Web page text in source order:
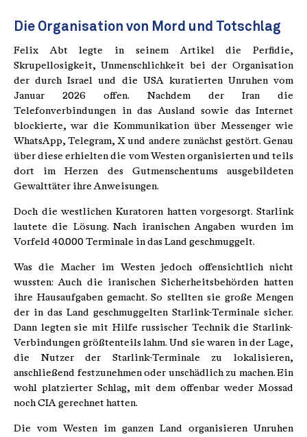
Die Organisation von Mord und Totschlag
Felix Abt legte in seinem Artikel die Perfidie,
Skrupellosigkeit, Unmenschlichkeit bei der Organisation
der durch Israel und die USA kuratierten Unruhen vom
Januar 2026 offen. Nachdem der Iran die
Telefonverbindungen in das Ausland sowie das Internet
blockierte, war die Kommunikation über Messenger wie
WhatsApp, Telegram, X und andere zunächst gestört. Genau
über diese erhielten die vom Westen organisierten und teils
dort im Herzen des Gutmenschentums ausgebildeten
Gewalttäter ihre Anweisungen.
Doch die westlichen Kuratoren hatten vorgesorgt. Starlink
lautete die Lösung. Nach iranischen Angaben wurden im
Vorfeld 40.000 Terminale in das Land geschmuggelt.
Was die Macher im Westen jedoch offensichtlich nicht
wussten: Auch die iranischen Sicherheitsbehörden hatten
ihre Hausaufgaben gemacht. So stellten sie große Mengen
der in das Land geschmuggelten Starlink-Terminale sicher.
Dann legten sie mit Hilfe russischer Technik die Starlink-
Verbindungen größtenteils lahm. Und sie waren in der Lage,
die Nutzer der Starlink-Terminale zu lokalisieren,
anschließend festzunehmen oder unschädlich zu machen. Ein
wohl platzierter Schlag, mit dem offenbar weder Mossad
noch CIA gerechnet hatten.
Die vom Westen im ganzen Land organisieren Unruhen